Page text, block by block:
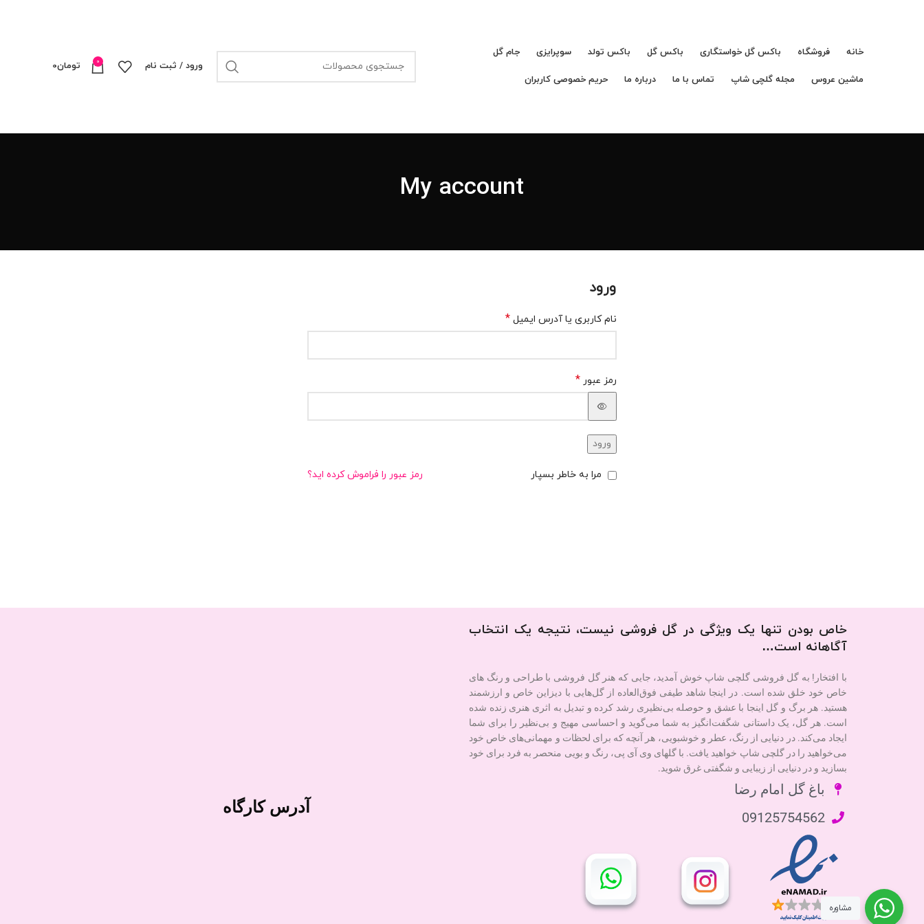
خانه فروشگاه باکس گل خواستگاری باکس گل باکس تولد سوپرایزی جام گل
ماشین عروس مجله گلچی شاپ تماس با ما درباره ما حریم خصوصی کاربران
ورود / ثبت نام 0 تومان0
My account
ورود
نام کاربری یا آدرس ایمیل *
رمز عبور *
ورود
رمز عبور را فراموش کرده اید؟ مرا به خاطر بسپار
خاص بودن تنها یک ویژگی در گل فروشی نیست، نتیجه یک انتخاب
آگاهانه است…
با افتخار! به گل فروشی گلچی شاپ خوش آمدید، جایی که هنر گل فروشی با طراحی و رنگ های
خاص خود خلق شده است. در اینجا شاهد طیفی فوق‌العاده از گل‌هایی با دیزاین خاص و ارزشمند
هستید. هر برگ و گل اینجا با عشق و حوصله بی‌نظیری رشد کرده و تبدیل به اثری هنری زنده شده
است. هر گل، یک داستانی شگفت‌انگیز به شما می‌گوید و احساسی مهیج و بی‌نظیر را برای شما
ایجاد می‌کند. در دنیایی از رنگ، عطر و خوشبویی، هر آنچه که برای لحظات و مهمانی‌های خاص خود
می‌خواهید را در گلچی شاپ خواهید یافت. با گلهای وی آی پی، رنگ و بویی منحصر به فرد برای خود
بسازید و در دنیایی از زیبایی و شگفتی غرق شوید.
باغ گل امام رضا
09125754562
آدرس کارگاه
مشاوره